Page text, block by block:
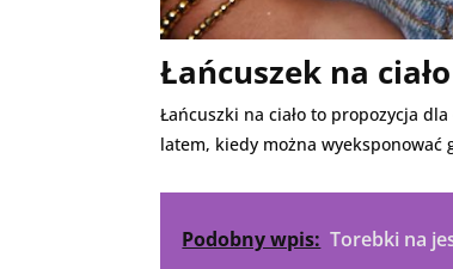
Łańcuszek na
Łańcuszki na ciało to propozycja
latem, kiedy można
Podobny wpis: Torebki na